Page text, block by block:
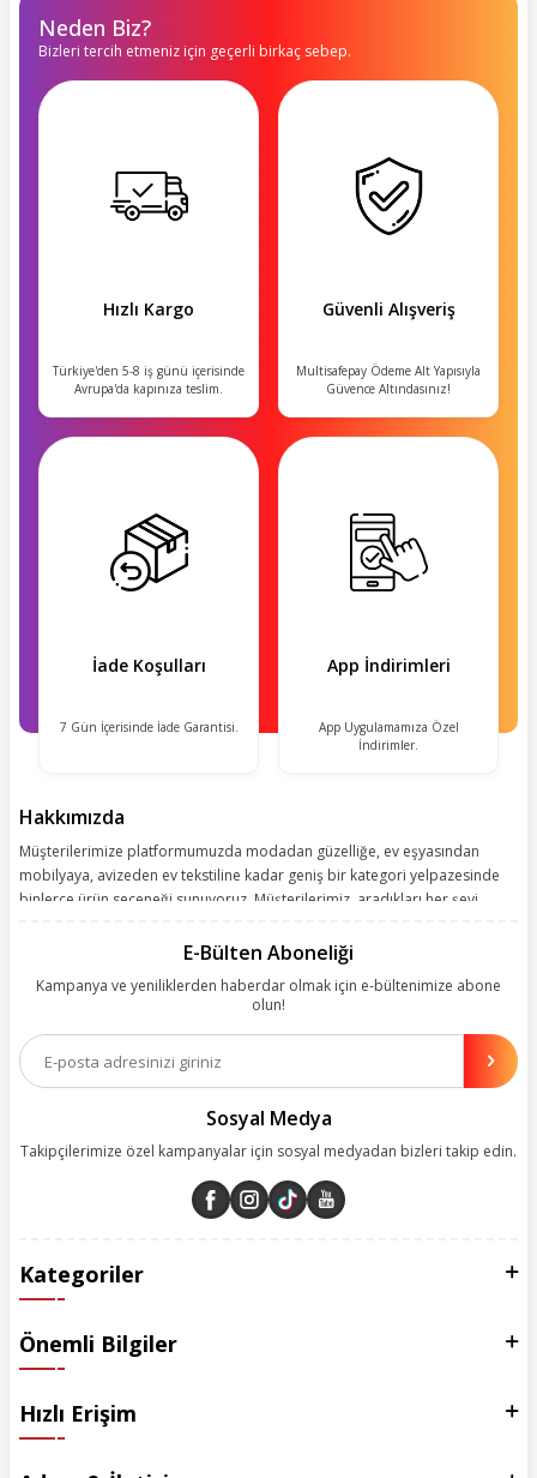
Neden Biz?
Bizleri tercih etmeniz için geçerli birkaç sebep.
Hızlı Kargo
Türkiye'den 5-8 iş günü içerisinde
Avrupa'da kapınıza teslim.
Güvenli Alışveriş
Multisafepay Ödeme Alt Yapısıyla
Güvence Altındasınız!
İade Koşulları
7 Gün İçerisinde İade Garantisi.
App İndirimleri
App Uygulamamıza Özel
İndirimler.
Hakkımızda
Müşterilerimize platformumuzda modadan güzelliğe, ev eşyasından
mobilyaya, avizeden ev tekstiline kadar geniş bir kategori yelpazesinde
binlerce ürün seçeneği sunuyoruz. Müşterilerimiz, aradıkları her şeyi
kolay, kusursuz ve keyifli bir alışveriş yolculuğu sunarken deneyiminize
olanakları sunuyoruz. Çalışmalarımızı müşterilerimizin memnuniyetini
esas alarak yürütüyoruz.
E-Bülten Aboneliği
Kampanya ve yeniliklerden haberdar olmak için e-bültenimize abone
olun!
Sosyal Medya
Takipçilerimize özel kampanyalar için sosyal medyadan bizleri takip edin.
Kategoriler
Önemli Bilgiler
Hızlı Erişim